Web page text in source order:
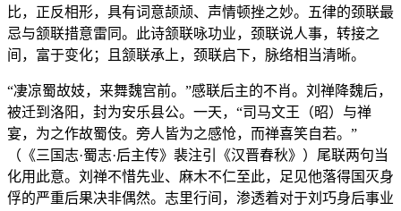
比，正反相形，具有词意颉颃、声情顿挫之妙。五律的颈联最
忌与颔联措意雷同。此诗颔联咏功业，颈联说人事，转接之
间，富于变化；且颔联承上，颈联启下，脉络相当清晰。
“凄凉蜀故妓，来舞魏宫前。”感联后主的不肖。刘禅降魏后，
被迁到洛阳，封为安乐县公。一天，“司马文王（昭）与禅
宴，为之作故蜀伎。旁人皆为之感怆，而禅喜笑自若。”
（《三国志·蜀志·后主传》裴注引《汉晋春秋》）尾联两句当
化用此意。刘禅不惜先业、麻木不仁至此，足见他落得国灭身
俘的严重后果决非偶然。志里行间，渗透着对于刘巧身后事业